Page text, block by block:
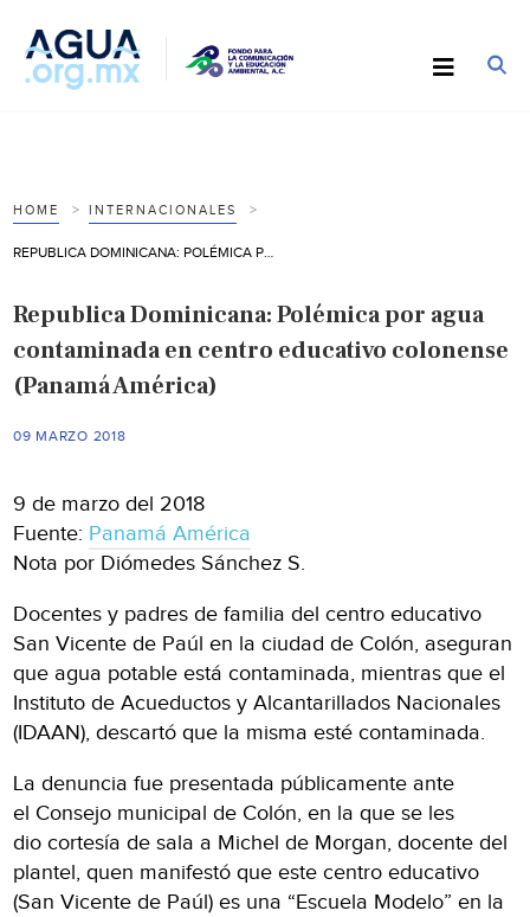
HOME INTERNACIONALES
Republica Dominicana: Polémica por agua
contaminada en centro educativo colonense
(Panamá América)
09 MARZO 2018
9 de marzo del 2018
Fuente: Panamá América
Nota por Diómedes Sánchez S.
Docentes y padres de familia del centro educativo
San Vicente de Paúl en la ciudad de Colón, aseguran
que agua potable está contaminada, mientras que el
Instituto de Acueductos y Alcantarillados Nacionales
(IDAAN), descartó que la misma esté contaminada.
La denuncia fue presentada públicamente ante
el Consejo municipal de Colón, en la que se les
dio cortesía de sala a Michel de Morgan, docente del
plantel, quen manifestó que este centro educativo
(San Vicente de Paúl) es una “Escuela Modelo” en la